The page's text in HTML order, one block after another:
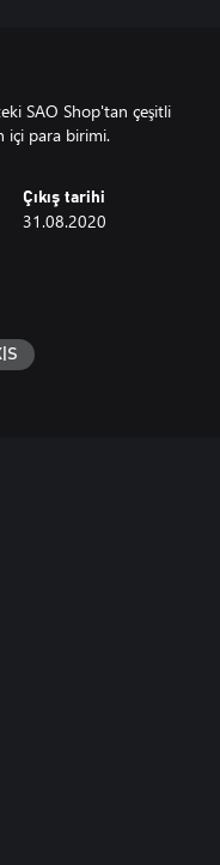
SAO Shop'tan çeşitli
içi para birimi.
Çıkış tarihi
31.08.2020